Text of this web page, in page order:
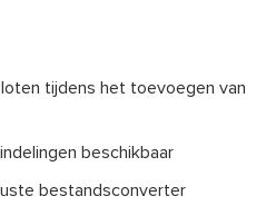
tijdens het toevoegen van
beschikbaar
bestandsconverter